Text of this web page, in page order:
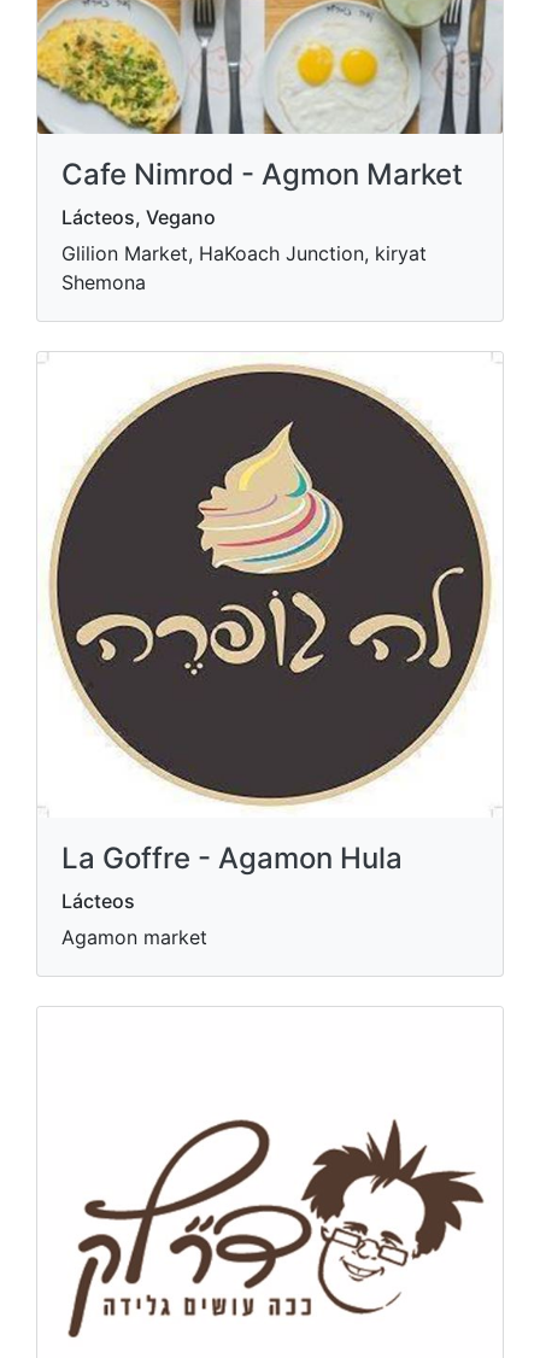
Cafe Nimrod - Agmon Market
Lácteos, Vegano
Glilion Market, HaKoach Junction, kiryat
Shemona
La Goffre - Agamon Hula
Lácteos
Agamon market